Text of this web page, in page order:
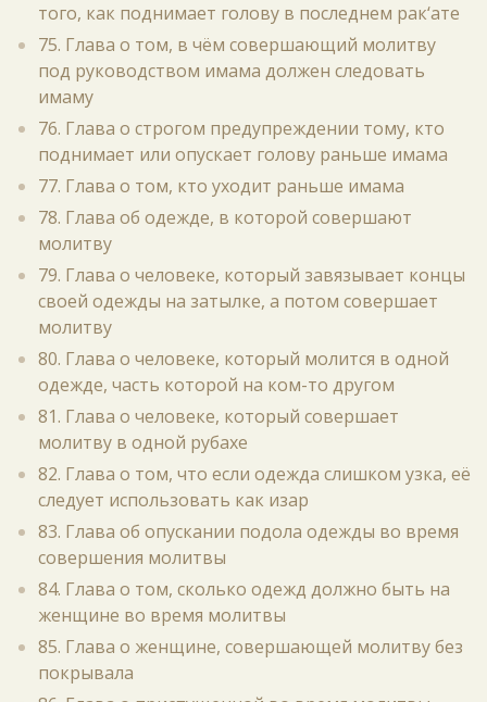
того, как поднимает голову в последнем рак‘ате
75. Глава о том, в чём совершающий молитву
под руководством имама должен следовать
имаму
76. Глава о строгом предупреждении тому, кто
поднимает или опускает голову раньше имама
77. Глава о том, кто уходит раньше имама
78. Глава об одежде, в которой совершают
молитву
79. Глава о человеке, который завязывает концы
своей одежды на затылке, а потом совершает
молитву
80. Глава о человеке, который молится в одной
одежде, часть которой на ком-то другом
81. Глава о человеке, который совершает
молитву в одной рубахе
82. Глава о том, что если одежда слишком узка, её
следует использовать как изар
83. Глава об опускании подола одежды во время
совершения молитвы
84. Глава о том, сколько одежд должно быть на
женщине во время молитвы
85. Глава о женщине, совершающей молитву без
покрывала